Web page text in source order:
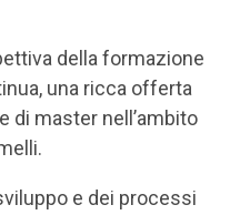
della formazione
una ricca offerta
di master nell’ambito
e dei processi